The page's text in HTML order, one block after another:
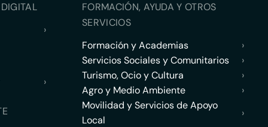
›
›
FORMACIÓN, AYUDA Y OTROS
SERVICIOS
Formación y Academias
›
Servicios Sociales y Comunitarios
›
Turismo, Ocio y Cultura
›
Agro y Medio Ambiente
›
Movilidad y Servicios de Apoyo
Local
›